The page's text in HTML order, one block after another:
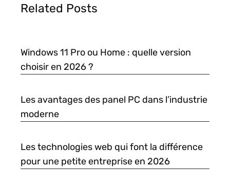
Related Posts
Windows 11 Pro ou Home : quelle version
choisir en 2026 ?
Les avantages des panel PC dans l’industrie
moderne
Les technologies web qui font la différence
pour une petite entreprise en 2026